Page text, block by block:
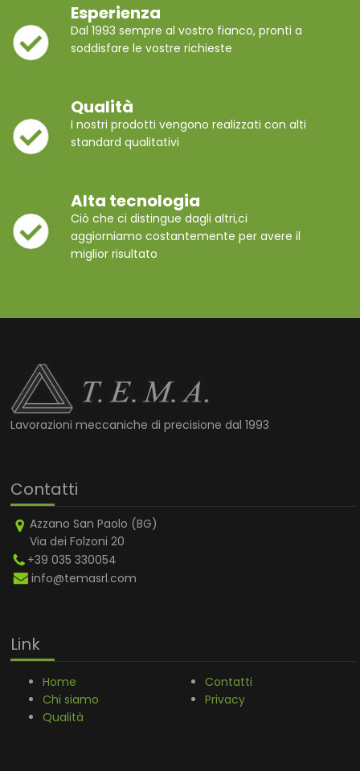
Esperienza
Dal 1993 sempre al vostro fianco, pronti a
soddisfare le vostre richieste
Qualità
I nostri prodotti vengono realizzati con alti
standard qualitativi
Alta tecnologia
Ciò che ci distingue dagli altri,ci
aggiorniamo costantemente per avere il
miglior risultato
Lavorazioni meccaniche di precisione dal 1993
Contatti
Azzano San Paolo (BG)
Via dei Folzoni 20
+39 035 330054
info@temasrl.com
Link
Home
Chi siamo
Qualità
Contatti
Privacy